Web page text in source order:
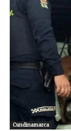
Cundinamarca